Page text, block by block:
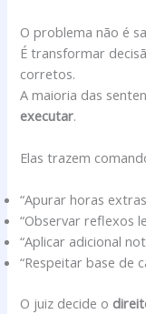
O problema não é
É transformar
corretos.
A maioria das
executar.
Elas trazem
“Apurar horas
“Observar reflexos
“Aplicar adicional
“Respeitar base de
O juiz decide o